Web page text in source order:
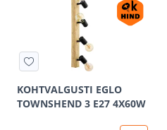
KOHTVALGUSTI EGLO
TOWNSHEND 3 E27 4X60W